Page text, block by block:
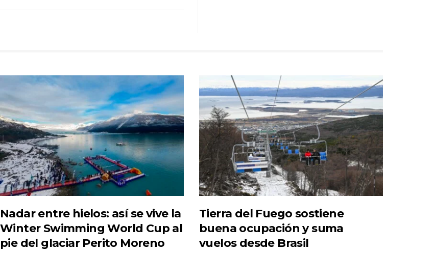
Nadar entre hielos: así se vive la
Winter Swimming World Cup al
pie del glaciar Perito Moreno
Tierra del Fuego sostiene
buena ocupación y suma
vuelos desde Brasil